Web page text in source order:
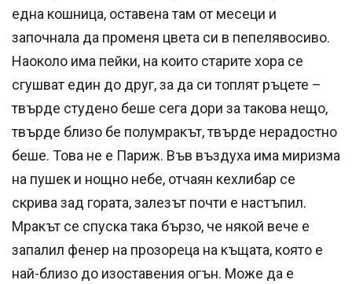
една кошница, оставена там от месеци и
започнала да променя цвета си в пепелявосиво.
Наоколо има пейки, на които старите хора се
сгушват един до друг, за да си топлят ръцете –
твърде студено беше сега дори за такова нещо,
твърде близо бе полумракът, твърде нерадостно
беше. Това не е Париж. Във въздуха има миризма
на пушек и нощно небе, отчаян кехлибар се
скрива зад гората, залезът почти е настъпил.
Мракът се спуска така бързо, че някой вече е
запалил фенер на прозореца на къщата, която е
най-близо до изоставения огън. Може да е